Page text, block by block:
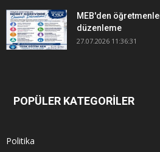
MEB'den
düzenleme
27.07.2026 11:36:31
POPÜLER KATEGORİLER
Politika